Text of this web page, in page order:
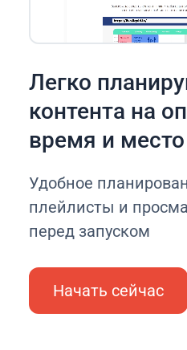
Легко
контента на
время и место
Удобное
плейлисты и
перед запуском
Начать сейчас